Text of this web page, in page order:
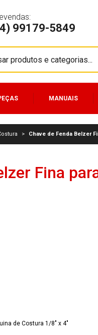
99179-5849
MANUAIS
> Chave de Fenda Belzer
Fina